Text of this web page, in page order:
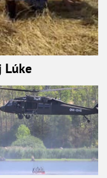
Lúke